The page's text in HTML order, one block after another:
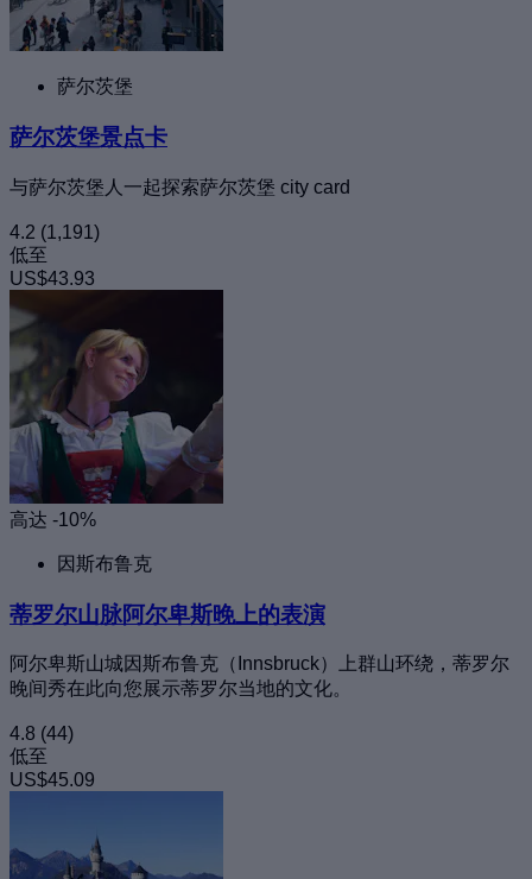
萨尔茨堡
萨尔茨堡景点卡
与萨尔茨堡人一起探索萨尔茨堡 city card
4.2 (1,191)
低至
US$43.93
高达 -10%
因斯布鲁克
蒂罗尔山脉阿尔卑斯晚上的表演
阿尔卑斯山城因斯布鲁克（Innsbruck）上群山环绕，蒂罗尔
晚间秀在此向您展示蒂罗尔当地的文化。
4.8 (44)
低至
US$45.09